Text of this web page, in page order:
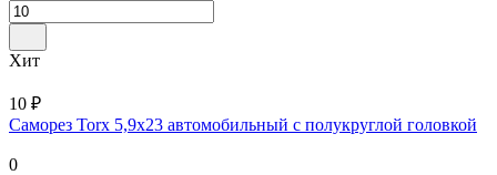
Хит
10 ₽
Саморез Torx 5,9x23 автомобильный с полукруглой головкой
0